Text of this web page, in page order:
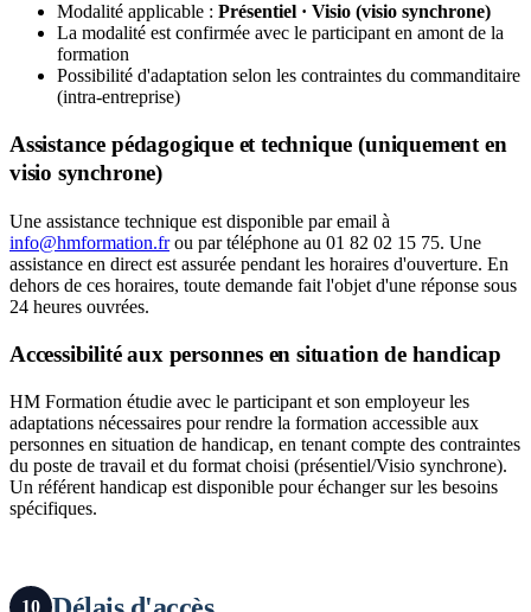
Modalité applicable : Présentiel · Visio (visio synchrone)
La modalité est confirmée avec le participant en amont de la
formation
Possibilité d'adaptation selon les contraintes du commanditaire
(intra-entreprise)
Assistance pédagogique et technique (uniquement en
visio synchrone)
Une assistance technique est disponible par email à
info@hmformation.frou par téléphone au 01 82 02 15 75. Une
assistance en direct est assurée pendant les horaires d'ouverture. En
dehors de ces horaires, toute demande fait l'objet d'une réponse sous
24 heures ouvrées.
Accessibilité aux personnes en situation de handicap
HM Formation étudie avec le participant et son employeur les
adaptations nécessaires pour rendre la formation accessible aux
personnes en situation de handicap, en tenant compte des contraintes
du poste de travail et du format choisi (présentiel/Visio synchrone).
Un référent handicap est disponible pour échanger sur les besoins
spécifiques.
10